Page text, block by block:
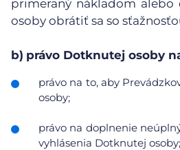
primeraný nákladom
osoby obrátiť sa so
b) právo Dotknutej osoby
právo na to, aby
osoby;
právo na doplnenie
vyhlásenia Dotknutej osoby;